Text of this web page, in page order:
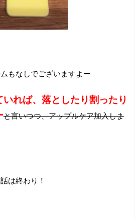
もなしでございますよー
れば、落としたり割ったり
と言いつつ、アップルケア加入しま
は終わり！